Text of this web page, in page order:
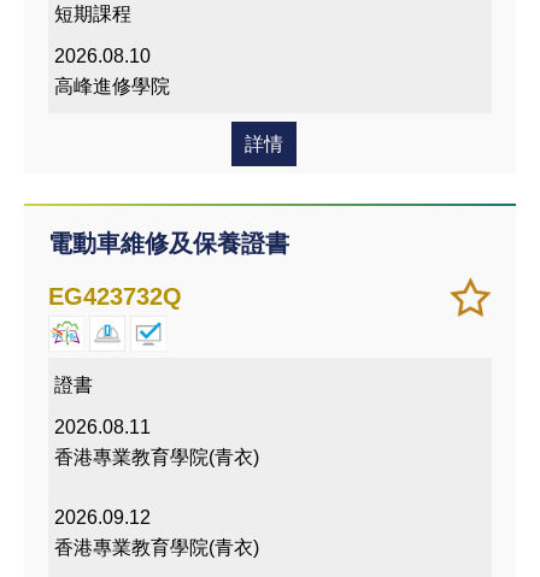
短期課程
2026.08.10
高峰進修學院
詳情
電動車維修及保養證書
加
入/
儲存
課程
EG423732Q
證書
2026.08.11
香港專業教育學院(青衣)
2026.09.12
香港專業教育學院(青衣)